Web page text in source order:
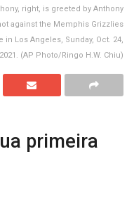
right, is greeted by Anthony
against the Memphis Grizzlies
Los Angeles, Sunday, Oct. 24,
2021. (AP Photo/Ringo H.W. Chiu)
primeira